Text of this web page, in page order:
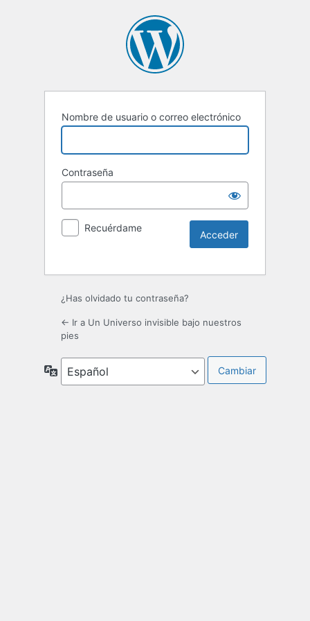
Nombre de usuario o correo electrónico
Contraseña
Recuérdame
¿Has olvidado tu contraseña?
← Ir a Un Universo invisible bajo nuestros
pies
Idioma